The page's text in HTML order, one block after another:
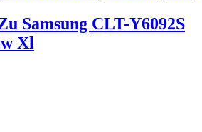
Samsung CLT-Y6092S
Xl